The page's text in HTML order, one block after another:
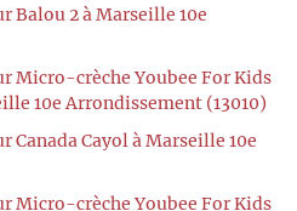
Balou 2 à Marseille 10e
Micro-crèche Youbee For Kids
10e Arrondissement (13010)
Cayol à Marseille 10e
Micro-crèche Youbee For Kids